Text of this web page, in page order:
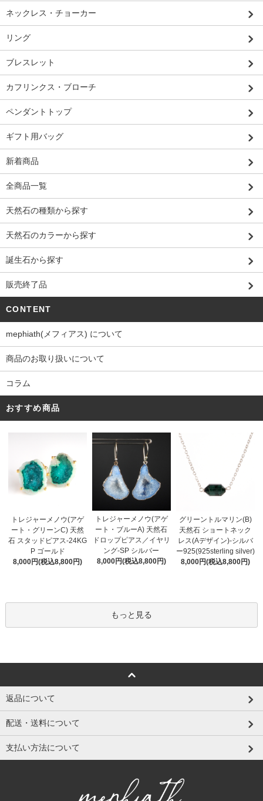
ネックレス・チョーカー
リング
ブレスレット
カフリンクス・ブローチ
ペンダントトップ
ギフト用バッグ
新着商品
全商品一覧
天然石の種類から探す
天然石のカラーから探す
誕生石から探す
販売終了品
CONTENT
mephiath(メフィアス) について
商品のお取り扱いについて
コラム
おすすめ商品
トレジャーメノウ(アゲ
ート・グリーンC) 天然
石 スタッドピアス-24KG
P ゴールド
8,000円(税込8,800円)
トレジャーメノウ(アゲ
ート・ブルーA) 天然石
ドロップピアス／イヤリ
ング-SP シルバー
8,000円(税込8,800円)
グリーントルマリン(B)
天然石 ショートネック
レス(Aデザイン)-シルバ
ー925(925sterling silver)
8,000円(税込8,800円)
もっと見る
返品について
配送・送料について
支払い方法について